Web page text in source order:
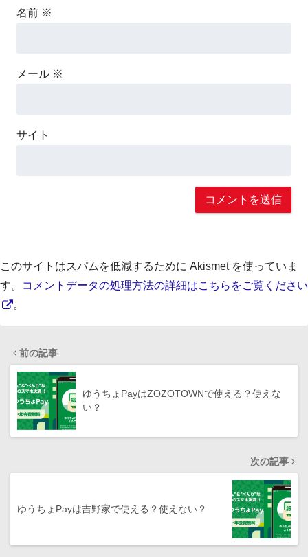
名前 ※
メール ※
サイト
このサイトはスパムを低減するために Akismet を使っていま
す。
コメントデータの処理方法の詳細はこちらをご覧ください
。
前の記事
ゆうちょPayはZOZOTOWNで使える？使えな
い？
次の記事
ゆうちょPayは吉野家で使える？使えない？